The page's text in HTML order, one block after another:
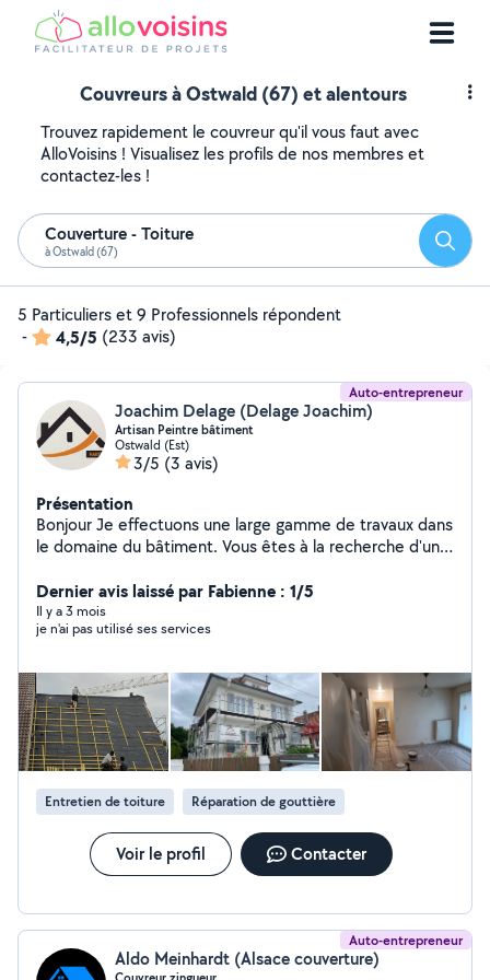
Couvreurs à Ostwald (67) et alentours
Trouvez rapidement le couvreur qu'il vous faut avec
AlloVoisins ! Visualisez les profils de nos membres et
contactez-les !
Couverture - Toiture
à Ostwald (67)
5 Particuliers et 9 Professionnels répondent
-
4,5/5 (233 avis)
Auto-entrepreneur
Joachim Delage (Delage Joachim)
Artisan Peintre bâtiment
Ostwald (Est)
3/5 (3 avis)
Présentation
Bonjour Je effectuons une large gamme de travaux dans
le domaine du bâtiment. Vous êtes à la recherche d'un
façade, la pose de crépi ou de peinture extérieur Vous
souhaitez également rénovez votre intérieur pour lui
donner un nouvel éclat ? Je proposons également des
plafond Avec plus de 20 ans d'expérience
Cordialement, Delage joachim
Dernier avis laissé par Fabienne : 1/5
Il y a 3 mois
je n'ai pas utilisé ses services
Entretien de toiture Réparation de gouttière
Voir le profil Contacter
Auto-entrepreneur
Aldo Meinhardt (Alsace couverture)